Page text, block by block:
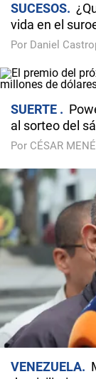
SUCESOS
vida en el
Por Daniel
SUERTE
al sorteo del
Por CÉSAR
VENEZUELA